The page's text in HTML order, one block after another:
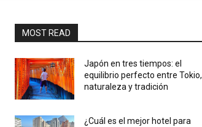
MOST READ
Japón en tres tiempos: el
equilibrio perfecto entre Tokio,
naturaleza y tradición
¿Cuál es el mejor hotel para